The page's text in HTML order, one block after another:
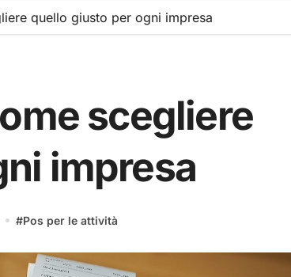
quello giusto per ogni impresa
scegliere
impresa
#Pos per le attività